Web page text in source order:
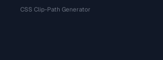
CSS Clip-Path Generator